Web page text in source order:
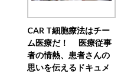
CAR T細胞療法はチー
ム医療だ！ 医療従事
者の情熱、患者さんの
思いを伝えるドキュメ